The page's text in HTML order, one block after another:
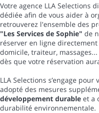
Votre agence LLA Selections
dédiée afin de vous aider à
retrouverez l'ensemble des
"Les Services de Sophie" de
réserver en ligne
domicile, traiteur,
dès que votre réservation
LLA Selections s’engage
adopté des mesures
développement durable et a
durabilité environnementale.